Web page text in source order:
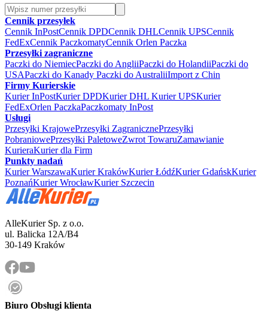
Cennik przesyłek
Cennik InPostCennik DPDCennik DHLCennik UPSCennik
FedExCennik PaczkomatyCennik Orlen Paczka
Przesyłki zagraniczne
Paczki do NiemiecPaczki do AngliiPaczki do HolandiiPaczki do
USAPaczki do Kanady Paczki do AustraliiImport z Chin
Firmy Kurierskie
Kurier InPostKurier DPDKurier DHL Kurier UPSKurier
FedExOrlen PaczkaPaczkomaty InPost
Usługi
Przesyłki KrajowePrzesyłki ZagranicznePrzesyłki
PobraniowePrzesyłki PaletoweZwrot TowaruZamawianie
KurieraKurier dla Firm
Punkty nadań
Kurier WarszawaKurier KrakówKurier ŁódźKurier GdańskKurier
PoznańKurier WrocławKurier Szczecin
AlleKurier Sp. z o.o.
ul. Balicka 12A/B4
30-149 Kraków
Biuro Obsługi klienta